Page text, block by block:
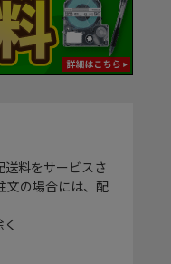
料をサービスさ
文の場合には、配